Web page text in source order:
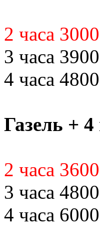
2 часа
3 часа
4 часа
Газель +
2 часа
3 часа
4 часа